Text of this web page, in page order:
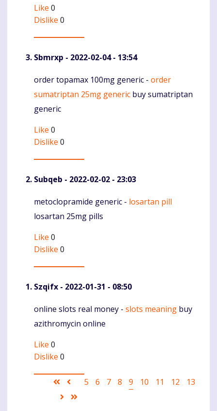
Like 0
Dislike 0
Sbmrxp - 2022-02-04 - 13:54
Komentaras
order topamax 100mg generic - order
sumatriptan 25mg generic buy sumatriptan
generic
Like 0
Dislike 0
Subqeb - 2022-02-02 - 23:03
Komentaras
metoclopramide generic - losartan pill
losartan 25mg pills
Like 0
Dislike 0
Szqifx - 2022-01-31 - 08:50
Komentaras
online slots real money - slots meaning buy
azithromycin online
Like 0
Dislike 0
Pagination
First
page
Ankstesnis
puslapis
Puslapis
5 Puslapis
6 Puslapis
7 Puslapis
8
Current
9 Puslapis
10 Puslapis
11 Puslapis
12 Puslapis
13
Sekantis